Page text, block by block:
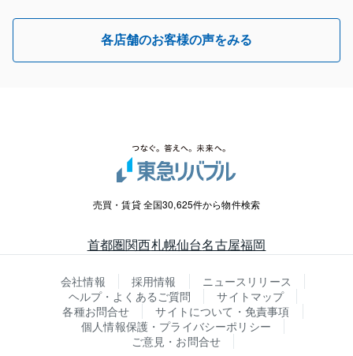
各店舗のお客様の声をみる
売買・賃貸 全国30,625件から物件検索
首都圏関西札幌仙台名古屋福岡
会社情報 採用情報
ニュースリリース
ヘルプ・よくあるご質問
サイトマップ
各種お問合せ
サイトについて・免責事項
個人情報保護・プライバシーポリシー
ご意見・お問合せ